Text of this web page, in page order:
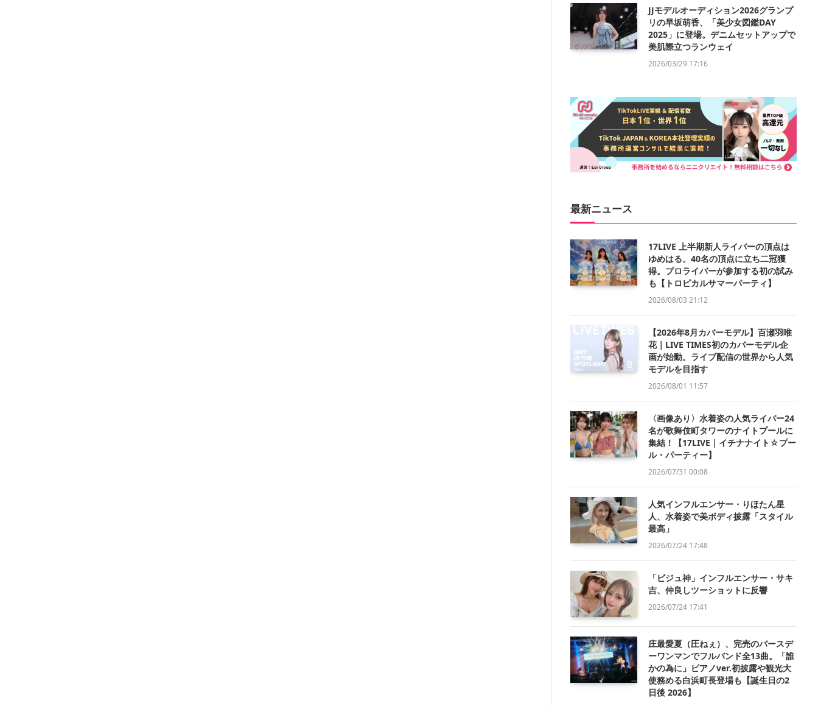
JJモデルオーディション2026グランプ
リの早坂萌香、「美少女図鑑DAY
2025」に登場。デニムセットアップで
美肌際立つランウェイ
2026/03/29 17:16
最新ニュース
17LIVE 上半期新人ライバーの頂点は
ゆめはる。40名の頂点に立ち二冠獲
得。プロライバーが参加する初の試み
も【トロピカルサマーパーティ】
2026/08/03 21:12
【2026年8月カバーモデル】百瀬羽唯
花｜LIVE TIMES初のカバーモデル企
画が始動。ライブ配信の世界から人気
モデルを目指す
2026/08/01 11:57
〈画像あり〉水着姿の人気ライバー24
名が歌舞伎町タワーのナイトプールに
集結！【17LIVE｜イチナナイト☆プー
ル・パーティー】
2026/07/31 00:08
人気インフルエンサー・りほたん星
人、水着姿で美ボディ披露「スタイル
最高」
2026/07/24 17:48
「ビジュ神」インフルエンサー・サキ
吉、仲良しツーショットに反響
2026/07/24 17:41
庄最愛夏（圧ねぇ）、完売のバースデ
ーワンマンでフルバンド全13曲。「誰
かの為に」ピアノver.初披露や観光大
使務める白浜町長登場も【誕生日の2
日後 2026】